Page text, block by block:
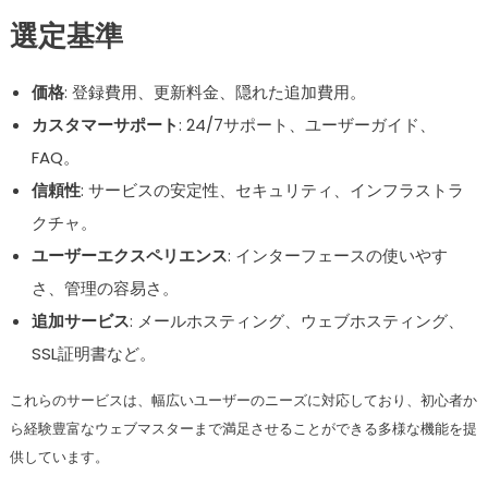
選定基準
価格: 登録費用、更新料金、隠れた追加費用。
カスタマーサポート: 24/7サポート、ユーザーガイド、
FAQ。
信頼性: サービスの安定性、セキュリティ、インフラストラ
クチャ。
ユーザーエクスペリエンス: インターフェースの使いやす
さ、管理の容易さ。
追加サービス: メールホスティング、ウェブホスティング、
SSL証明書など。
これらのサービスは、幅広いユーザーのニーズに対応しており、初心者か
ら経験豊富なウェブマスターまで満足させることができる多様な機能を提
供しています。